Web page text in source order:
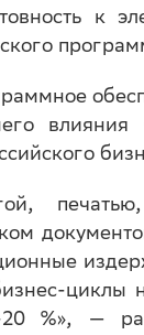
к
влияния
циклы
%», —